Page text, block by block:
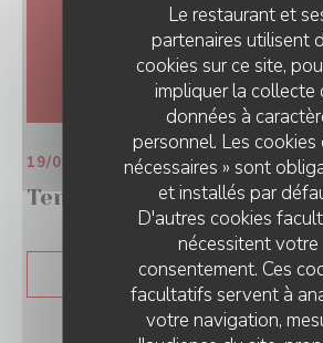
Le restaurant et
partenaires utilisent
cookies sur ce site,
impliquer la collecte
données à
personnel. Les cookies
nécessaires » sont
et installés par
D'autres cookies
nécessitent votre
consentement. Ces
facultatifs servent à
votre navigation,
Tendance Ouest
19/03/2022
LIRE L'ARTICLE